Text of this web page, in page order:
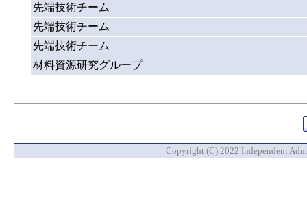
先端技術チーム
先端技術チーム
先端技術チーム
材料資源研究グループ
Copyright (C) 2022 Independent